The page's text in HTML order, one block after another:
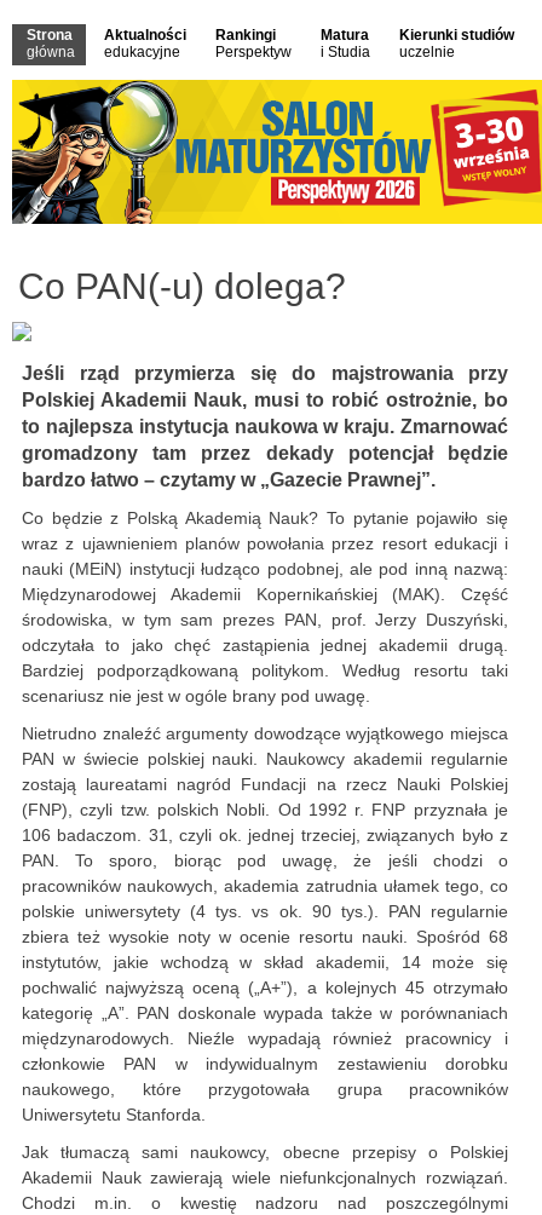
Strona
główna
Aktualności
edukacyjne
Rankingi
Perspektyw
Matura
i Studia
Kierunki studiów
uczelnie
Co PAN(-u) dolega?
Jeśli rząd przymierza się do majstrowania przy
Polskiej Akademii Nauk, musi to robić ostrożnie, bo
to najlepsza instytucja naukowa w kraju. Zmarnować
gromadzony tam przez dekady potencjał będzie
bardzo łatwo – czytamy w „Gazecie Prawnej”.
Co będzie z Polską Akademią Nauk? To pytanie pojawiło się
wraz z ujawnieniem planów powołania przez resort edukacji i
nauki (MEiN) instytucji łudząco podobnej, ale pod inną nazwą:
Międzynarodowej Akademii Kopernikańskiej (MAK). Część
środowiska, w tym sam prezes PAN, prof. Jerzy Duszyński,
odczytała to jako chęć zastąpienia jednej akademii drugą.
Bardziej podporządkowaną politykom. Według resortu taki
scenariusz nie jest w ogóle brany pod uwagę.
Nietrudno znaleźć argumenty dowodzące wyjątkowego miejsca
PAN w świecie polskiej nauki. Naukowcy akademii regularnie
zostają laureatami nagród Fundacji na rzecz Nauki Polskiej
(FNP), czyli tzw. polskich Nobli. Od 1992 r. FNP przyznała je
106 badaczom. 31, czyli ok. jednej trzeciej, związanych było z
PAN. To sporo, biorąc pod uwagę, że jeśli chodzi o
pracowników naukowych, akademia zatrudnia ułamek tego, co
polskie uniwersytety (4 tys. vs ok. 90 tys.). PAN regularnie
zbiera też wysokie noty w ocenie resortu nauki. Spośród 68
instytutów, jakie wchodzą w skład akademii, 14 może się
pochwalić najwyższą oceną („A+”), a kolejnych 45 otrzymało
kategorię „A”. PAN doskonale wypada także w porównaniach
międzynarodowych. Nieźle wypadają również pracownicy i
członkowie PAN w indywidualnym zestawieniu dorobku
naukowego, które przygotowała grupa pracowników
Uniwersytetu Stanforda.
Jak tłumaczą sami naukowcy, obecne przepisy o Polskiej
Akademii Nauk zawierają wiele niefunkcjonalnych rozwiązań.
Chodzi m.in. o kwestię nadzoru nad poszczególnymi